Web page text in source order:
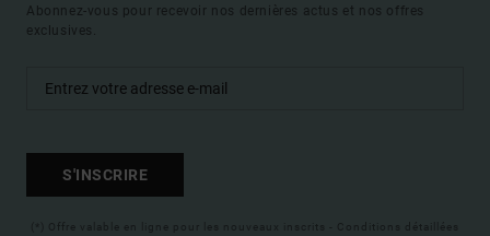
Abonnez-vous pour recevoir nos dernières actus et nos offres
exclusives.
S'INSCRIRE
(*) Offre valable en ligne pour les nouveaux inscrits - Conditions détaillées